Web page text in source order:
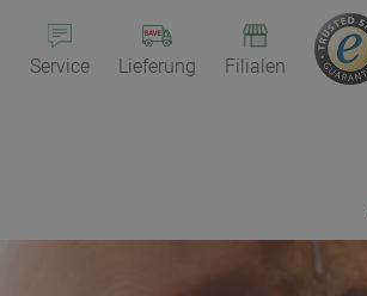
Service Lieferung Filialen